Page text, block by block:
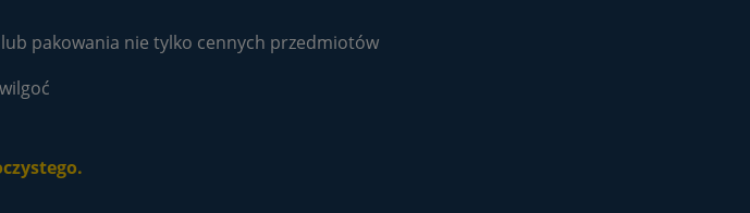
pakowania nie tylko cennych przedmiotów